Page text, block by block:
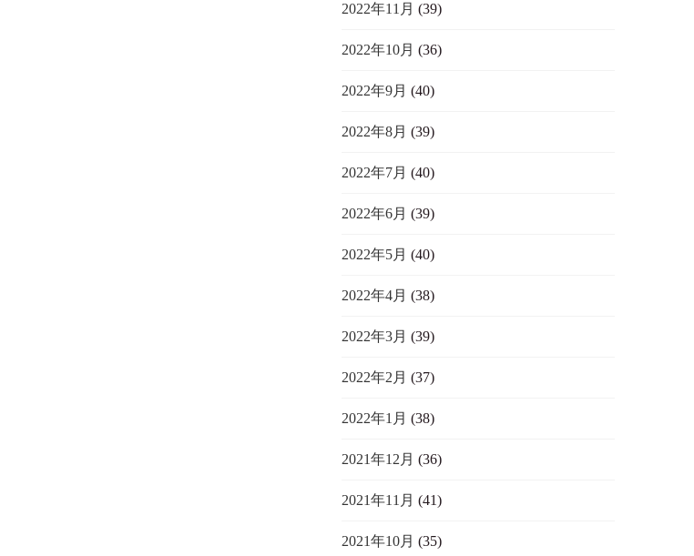
2022年11月 (39)
2022年10月 (36)
2022年9月 (40)
2022年8月 (39)
2022年7月 (40)
2022年6月 (39)
2022年5月 (40)
2022年4月 (38)
2022年3月 (39)
2022年2月 (37)
2022年1月 (38)
2021年12月 (36)
2021年11月 (41)
2021年10月 (35)